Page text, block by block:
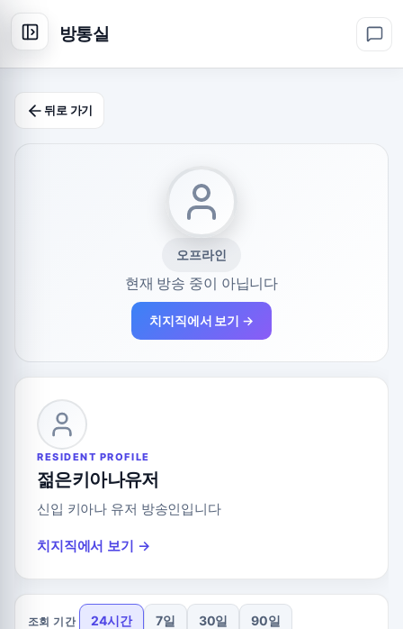
방통실
뒤로 가기
오프라인
현재 방송 중이 아닙니다
치지직에서 보기 →
RESIDENT PROFILE
젊은키아나유저
신입 키아나 유저 방송인입니다
치지직에서 보기 →
조회 기간 24시간 7일 30일 90일